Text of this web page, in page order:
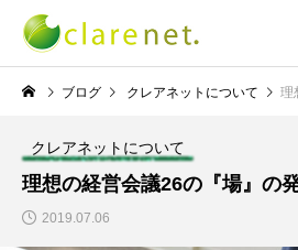
株式会社クレアネットの代表取締役ブログ
NEW POST
TECH BLOG
ブログ クレアネットについて 理
クレアネットについて
理想の経営会議26の『場』の
2019.07.06